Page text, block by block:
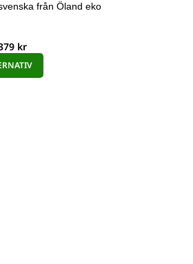
från Öland eko
kr